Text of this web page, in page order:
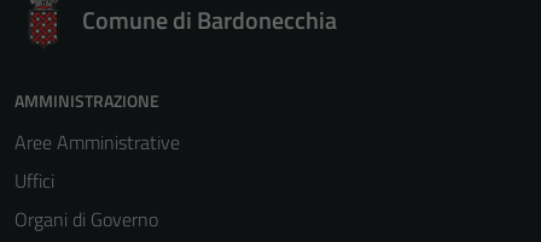
Comune di Bardonecchia
AMMINISTRAZIONE
Aree Amministrative
Uffici
Organi di Governo